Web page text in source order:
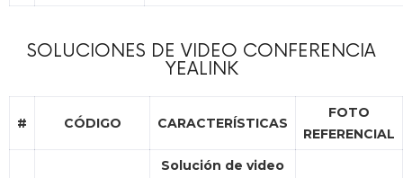
SOLUCIONES DE VIDEO CONFERENCIA
YEALINK
# CÓDIGO CARACTERÍSTICAS
FOTO
REFERENCIAL
Solución de video